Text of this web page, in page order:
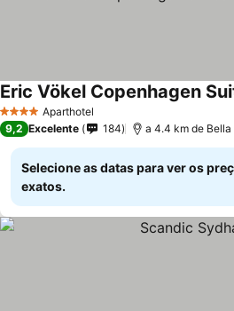
4 EstrelasAparthotel
9,2 Excelente 184 a 4.4 km de Bella
Selecione as datas para ver os
exatos.